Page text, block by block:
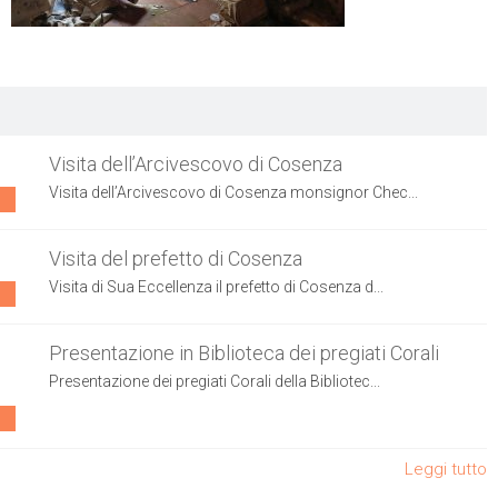
Visita dell’Arcivescovo di Cosenza
Visita dell’Arcivescovo di Cosenza monsignor Chec...
Visita del prefetto di Cosenza
Visita di Sua Eccellenza il prefetto di Cosenza d...
Presentazione in Biblioteca dei pregiati Corali
Presentazione dei pregiati Corali della Bibliotec...
Leggi tutto